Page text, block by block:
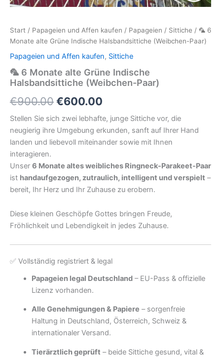
Start / Papageien und Affen kaufen / Papageien / Sittiche / 🦜 6
Monate alte Grüne Indische Halsbandsittiche (Weibchen-Paar)
Papageien und Affen kaufen, Sittiche
🦜 6 Monate alte Grüne Indische
Halsbandsittiche (Weibchen-Paar)
€900.00Ursprünglicher
Preis
war:
€600.00
Preis
ist:
Stellen Sie sich zwei lebhafte, junge Sittiche vor, die
neugierig ihre Umgebung erkunden, sanft auf Ihrer Hand
landen und liebevoll miteinander sowie mit Ihnen
interagieren.
Unser 6 Monate altes weibliches Ringneck-Parakeet-Paar
ist handaufgezogen, zutraulich, intelligent und verspielt –
bereit, Ihr Herz und Ihr Zuhause zu erobern.
Diese kleinen Geschöpfe Gottes bringen Freude,
Fröhlichkeit und Lebendigkeit in jedes Zuhause.
✅ Vollständig registriert & legal
Papageien legal Deutschland– EU-Pass & offizielle
Lizenz vorhanden.
Alle Genehmigungen & Papiere – sorgenfreie
Haltung in Deutschland, Österreich, Schweiz &
internationaler Versand.
Tierärztlich geprüft – beide Sittiche gesund, vital &